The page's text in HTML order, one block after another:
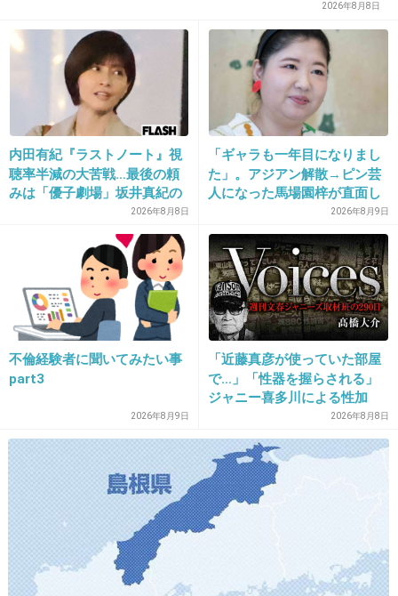
高校生が妊娠中絶するのに、なぜか純愛ストー
リー風な映画。
23. 匿名2012/12/02(日) 22:57:47
忍者ハットリ君…
出典：www.d1.dion.ne.jp
+105 -2
24. 匿名
+40
25. 匿名 2012/12/02(日) 22:57:52
デビルマン
2026年8月8日
内田有紀『ラストノート』視
聴率半減の大苦戦…最後の頼
みは「優子劇場」坂井真紀の
“猟奇的演技” が救いの神にな
2026年8月8日
「ギャラも一年目になりまし
た」。アジアン解散→ピン芸
人になった馬場園梓が直面し
た現実、そして携える芸人と
しての矜持
2026年8月9日
不倫経験者に聞いてみたい事
part3
2026年8月9日
「近藤真彦が使っていた部屋
で…」「性器を握らされる」
ジャニー喜多川による性加
害、語り始めた被害者たち
《徹底取材の裏側》
2026年8月8日